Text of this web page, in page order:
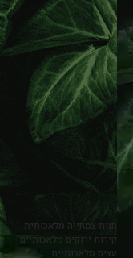
חנות צמחייה מלאכותית
קירות ירוקים מלאכותיים
עצים מלאכותיים